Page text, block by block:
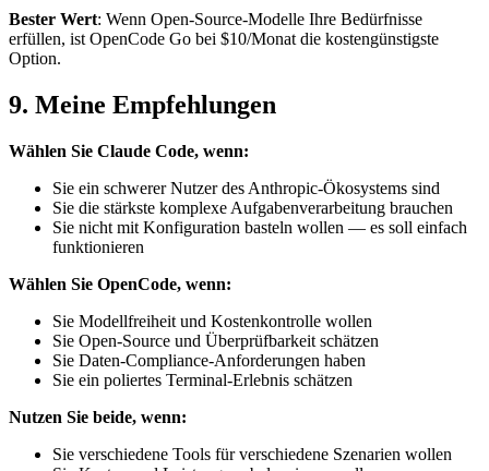
Bester Wert: Wenn Open-Source-Modelle Ihre Bedürfnisse
erfüllen, ist OpenCode Go bei $10/Monat die kostengünstigste
Option.
9. Meine Empfehlungen
Wählen Sie Claude Code, wenn:
Sie ein schwerer Nutzer des Anthropic-Ökosystems sind
Sie die stärkste komplexe Aufgabenverarbeitung brauchen
Sie nicht mit Konfiguration basteln wollen — es soll einfach
funktionieren
Wählen Sie OpenCode, wenn:
Sie Modellfreiheit und Kostenkontrolle wollen
Sie Open-Source und Überprüfbarkeit schätzen
Sie Daten-Compliance-Anforderungen haben
Sie ein poliertes Terminal-Erlebnis schätzen
Nutzen Sie beide, wenn:
Sie verschiedene Tools für verschiedene Szenarien wollen